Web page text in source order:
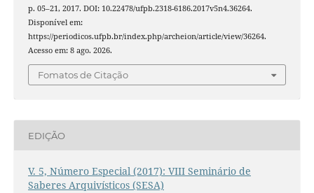
p. 05–21, 2017. DOI: 10.22478/ufpb.2318-6186.2017v5n4.36264.
Disponível em:
https://periodicos.ufpb.br/index.php/archeion/article/view/36264.
Acesso em: 8 ago. 2026.
Fomatos de Citação
EDIÇÃO
V. 5, Número Especial (2017): VIII Seminário de
Saberes Arquivísticos (SESA)